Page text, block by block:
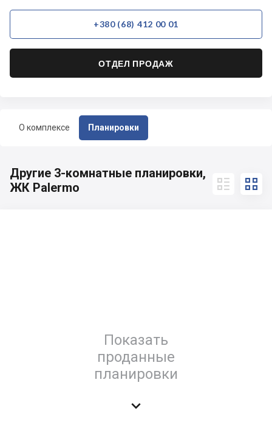
О комплексе Планировки
+380 (68) 412 00 01
ОТДЕЛ ПРОДАЖ
Другие 3-комнатные планировки,
ЖК Palermo
 
Показать
проданные
планировки
